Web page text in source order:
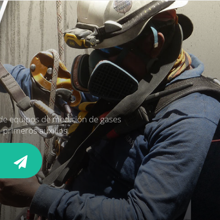
equipos de medición de gases
primeros auxilios.